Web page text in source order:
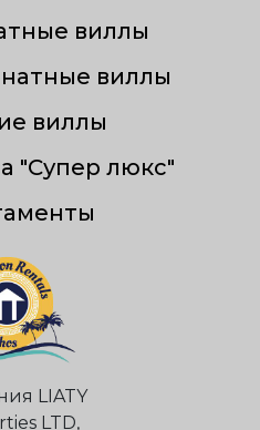
LIATY
LTD,
виллы
виллы
виллы
"Супер люкс"